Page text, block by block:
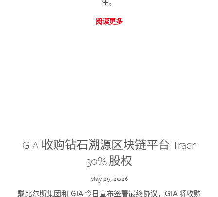
生。
阅读更多
GIA 收购钻石溯源区块链平台 Tracr
30% 股权
May 29, 2026
戴比尔斯集团和 GIA 今日宣布签署最终协议，GIA 将收购